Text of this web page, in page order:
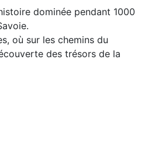
dominée pendant 1000
où sur les chemins du
des trésors de la